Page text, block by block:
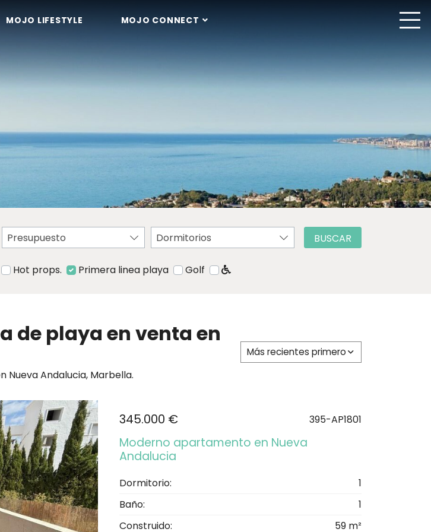
MOJO LIFESTYLE MOJO CONNECT
Presupuesto Dormitorios
Hot props. Primera linea playa Golf
BUSCAR
de playa en venta en
Andalucia, Marbella.
Más recientes primero
345.000 € 395-AP1801
Moderno apartamento en Nueva
Andalucia
Dormitorio:
1
Baño:
1
Construido:
59 m²